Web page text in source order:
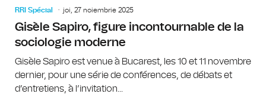
RRI Spécial joi, 27 noiembrie 2025
Gisèle Sapiro, figure incontournable de la
sociologie moderne
Gisèle Sapiro est venue à Bucarest, les 10 et 11 novembre
dernier, pour une série de conférences, de débats et
d’entretiens, à l’invitation...